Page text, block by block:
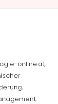
online.at,
,
,